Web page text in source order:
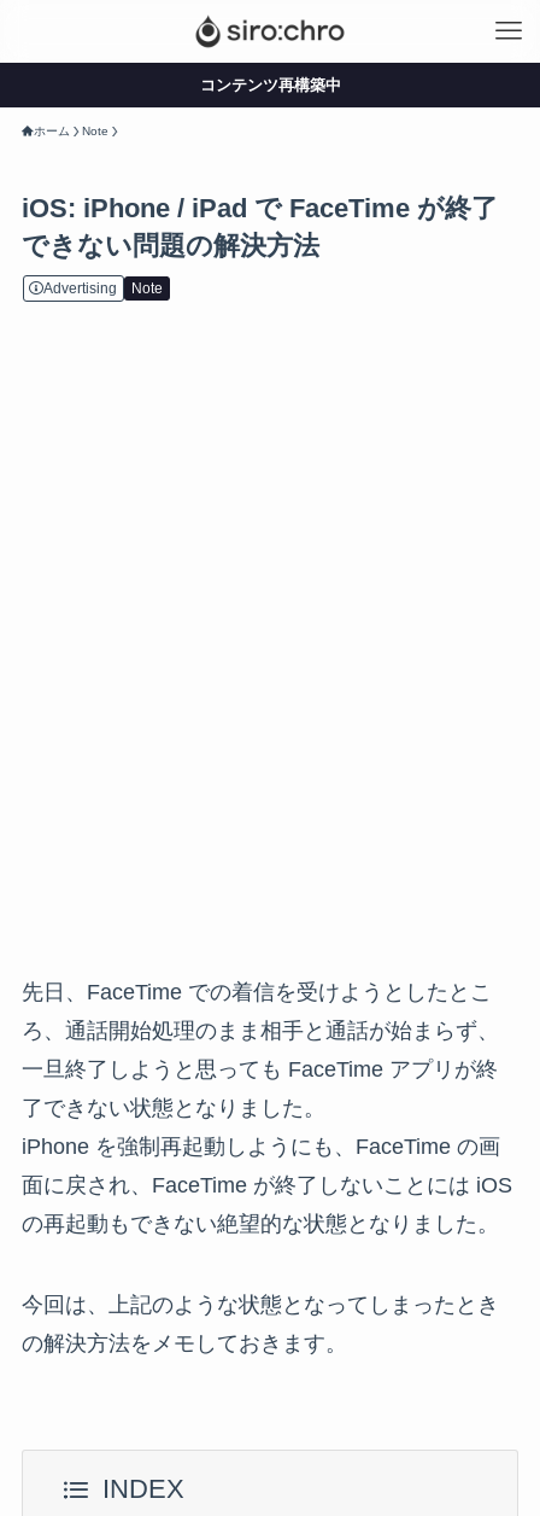
コンテンツ再構築中
ホーム Note
iOS: iPhone / iPad で FaceTime が終了
できない問題の解決方法
Advertising Note
先日、FaceTime での着信を受けようとしたとこ
ろ、通話開始処理のまま相手と通話が始まらず、
一旦終了しようと思っても FaceTime アプリが終
了できない状態となりました。
iPhone を強制再起動しようにも、FaceTime の画
面に戻され、FaceTime が終了しないことには iOS
の再起動もできない絶望的な状態となりました。
今回は、上記のような状態となってしまったとき
の解決方法をメモしておきます。
INDEX